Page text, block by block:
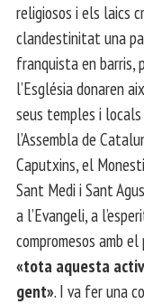
religiosos i els laics
clandestinitat una
franquista en barris,
l’Església donaren
seus temples i
l’Assembla de
Caputxins, el
Sant Medi i Sant
a l’Evangeli, a
compromesos amb
«tota aquesta
gent». I va fer una